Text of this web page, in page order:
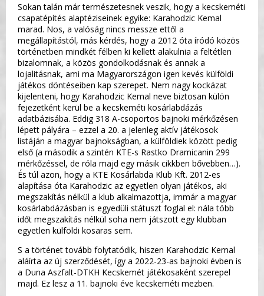
Sokan talán már természetesnek veszik, hogy a kecskeméti
csapatépítés alaptéziseinek egyike: Karahodzic Kemal
marad. Nos, a valóság nincs messze ettől a
megállapítástól, más kérdés, hogy a 2012 óta íródó közös
történetben mindkét félben ki kellett alakulnia a feltétlen
bizalomnak, a közös gondolkodásnak és annak a
lojalitásnak, ami ma Magyarországon igen kevés külföldi
játékos döntéseiben kap szerepet. Nem nagy kockázat
kijelenteni, hogy Karahodzic Kemal neve biztosan külön
fejezetként kerül be a kecskeméti kosárlabdázás
adatbázisába. Eddig 318 A-csoportos bajnoki mérkőzésen
lépett pályára – ezzel a 20. a jelenleg aktív játékosok
listáján a magyar bajnokságban, a külföldiek között pedig
első (a második a szintén KTE-s Rastko Dramicanin 299
mérkőzéssel, de róla majd egy másik cikkben bővebben…).
És túl azon, hogy a KTE Kosárlabda Klub Kft. 2012-es
alapítása óta Karahodzic az egyetlen olyan játékos, aki
megszakítás nélkül a klub alkalmazottja, immár a magyar
kosárlabdázásban is egyedüli státuszt foglal el: nála több
időt megszakítás nélkül soha nem játszott egy klubban
egyetlen külföldi kosaras sem.
S a történet tovább folytatódik, hiszen Karahodzic Kemal
aláírta az új szerződését, így a 2022-23-as bajnoki évben is
a Duna Aszfalt-DTKH Kecskemét játékosaként szerepel
majd. Ez lesz a 11. bajnoki éve kecskeméti mezben.